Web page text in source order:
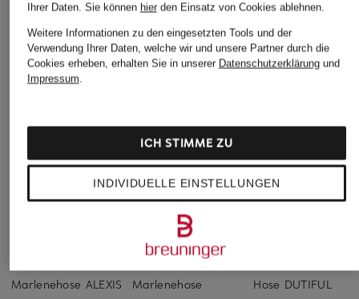
Marlenehose ALEXIS
windsor.
Marlenehose
Hose DUTIFUL
Ihrer Daten. Sie können hierden Einsatz von Cookies ablehnen.
Weitere Informationen zu den eingesetzten Tools und der
Verwendung Ihrer Daten, welche wir und unsere Partner durch die
Cookies erheben, erhalten Sie in unserer Datenschutzerklärungund
Impressum.
INDIVIDUELLE EINSTELLUNGEN
ICH STIMME ZU